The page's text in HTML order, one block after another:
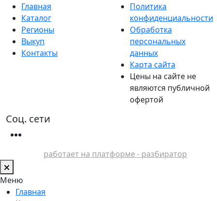
Главная
Каталог
Регионы
Выкуп
Контакты
Политика
конфиденциальности
Обработка
персональных
данных
Карта сайта
Цены на сайте не
являются публичной
офертой
Соц. сети
работает на платформе - разбиратор
Меню
Главная